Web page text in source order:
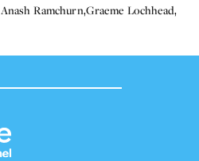
Anash Ramchurn,Graeme Lochhead,